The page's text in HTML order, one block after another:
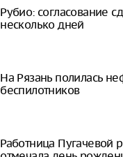
Рубио: согласование
несколько дней
На Рязань полилась
беспилотников
Работница Пугачевой